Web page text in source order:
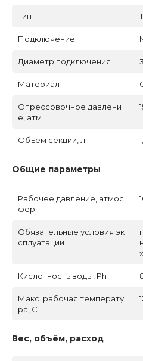
Тип
Подключение
Диаметр подключения
Материал
Опрессовочное давлени
е, атм
Объем секции, л
Общие параметры
Рабочее давление, атмос
фер
Обязательные условия эк
сплуатации
Кислотность воды, Ph
Макс. рабочая температу
ра, C
Вес, объём, расход